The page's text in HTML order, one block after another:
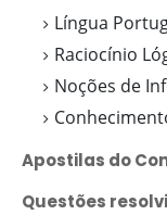
Língua
Raciocínio
Noções de
Apostilas do
Questões